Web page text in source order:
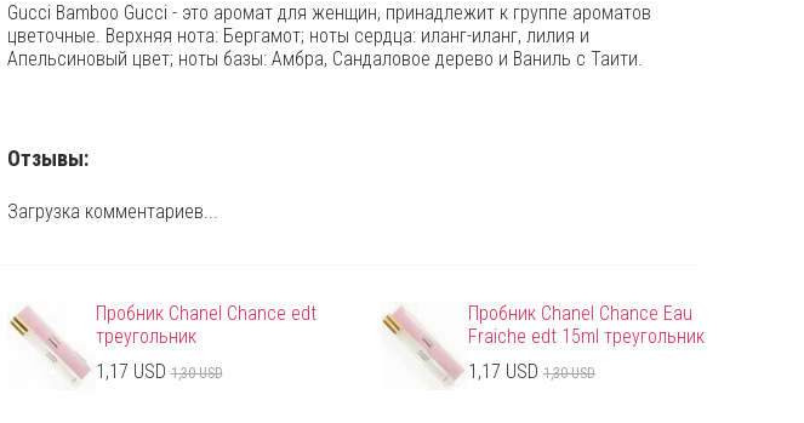
Gucci Bamboo Gucci - это аромат для женщин, принадлежит к группе ароматов
цветочные. Верхняя нота: Бергамот; ноты сердца: иланг-иланг, лилия и
Апельсиновый цвет; ноты базы: Амбра, Сандаловое дерево и Ваниль с Таити.
Отзывы:
Загрузка комментариев...
Пробник Chanel Chance edt
треугольник
1,17 USD1,30 USD
Пробник Chanel Chance Eau
Fraiche edt 15ml треугольник
1,17 USD 1,30 USD